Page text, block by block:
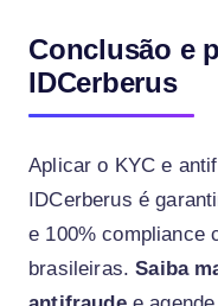
Conclusão e
IDCerberus
Aplicar o KYC e
IDCerberus é
e 100% compliance
brasileiras.Saiba